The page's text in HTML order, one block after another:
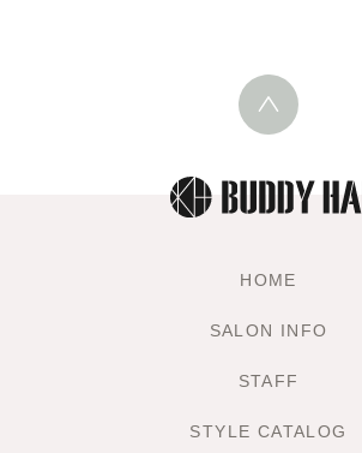
HOME
SALON INFO
STAFF
STYLE CATALOG